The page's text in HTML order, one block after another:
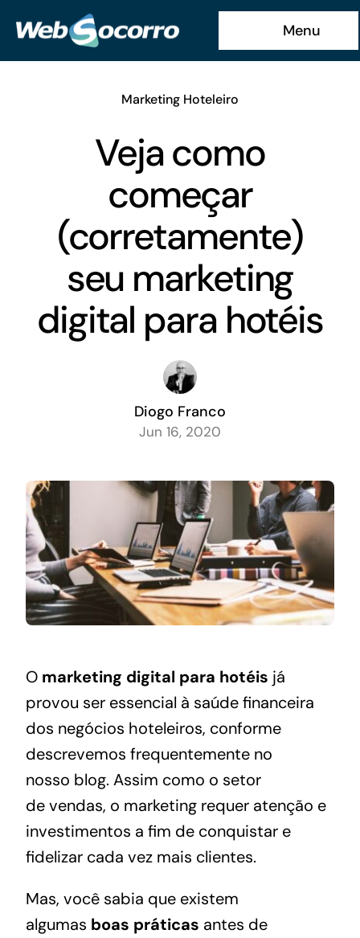
para
o
Menu
Marketing Hoteleiro
Veja como
começar
(corretamente)
seu marketing
digital para hotéis
Diogo Franco
Jun 16, 2020
O marketing digital para hotéis já
provou ser essencial à saúde financeira
dos negócios hoteleiros, conforme
descrevemos frequentemente no
nosso blog. Assim como o setor
devendas, o marketing requer atenção e
investimentos a fim de conquistar e
fidelizar cada vez mais clientes.
Mas, você sabia que existem
algumas boas práticas antes de